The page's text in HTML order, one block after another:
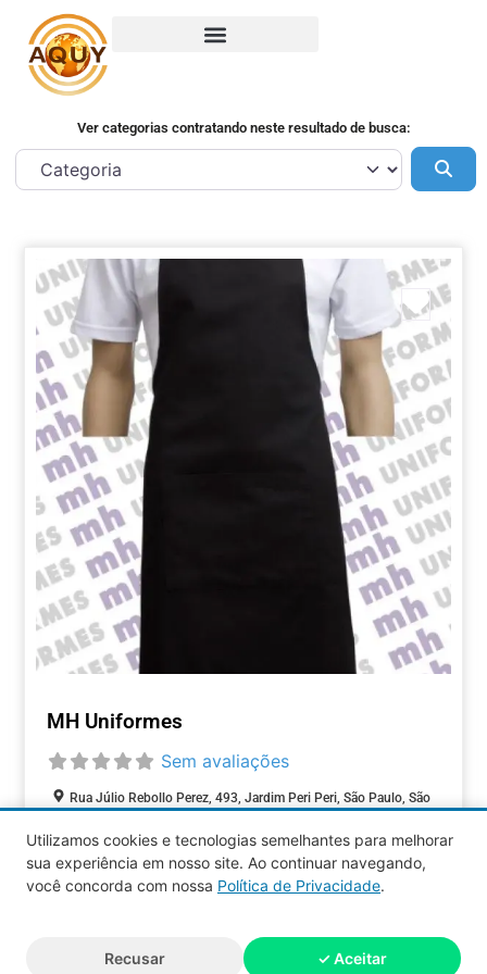
Ver categorias contratando neste resultado de busca:
MH Uniformes
Sem avaliações
Rua Júlio Rebollo Perez, 493, Jardim Peri Peri, São Paulo, São
COMÉRCIOS
reservados.
Utilizamos cookies e tecnologias semelhantes para melhorar
sua experiência em nosso site. Ao continuar navegando,
você concorda com nossa Política de Privacidade.
Recusar ✓ Aceitar